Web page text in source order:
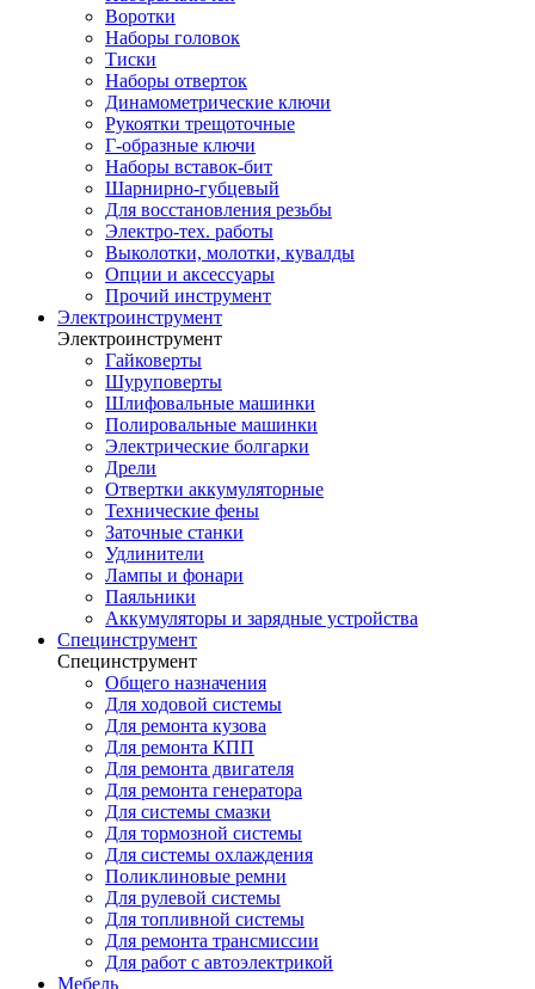
Воротки
Наборы головок
Тиски
Наборы отверток
Динамометрические ключи
Рукоятки трещоточные
Г-образные ключи
Наборы вставок-бит
Шарнирно-губцевый
Для восстановления резьбы
Электро-тех. работы
Выколотки, молотки, кувалды
Опции и аксессуары
Прочий инструмент
Электроинструмент
Электроинструмент
Гайковерты
Шуруповерты
Шлифовальные машинки
Полировальные машинки
Электрические болгарки
Дрели
Отвертки аккумуляторные
Технические фены
Заточные станки
Удлинители
Лампы и фонари
Паяльники
Аккумуляторы и зарядные устройства
Специнструмент
Специнструмент
Общего назначения
Для ходовой системы
Для ремонта кузова
Для ремонта КПП
Для ремонта двигателя
Для ремонта генератора
Для системы смазки
Для тормозной системы
Для системы охлаждения
Поликлиновые ремни
Для рулевой системы
Для топливной системы
Для ремонта трансмиссии
Для работ с автоэлектрикой
Мебель